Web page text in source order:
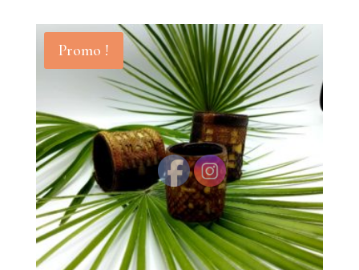
Promo !